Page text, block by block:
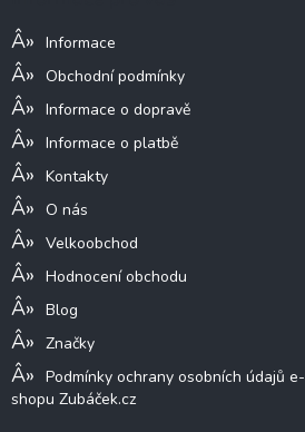
Informace
Obchodní podmínky
Informace o dopravě
Informace o platbě
Kontakty
O nás
Velkoobchod
Hodnocení obchodu
Blog
Značky
Podmínky ochrany osobních údajů e-
shopu Zubáček.cz